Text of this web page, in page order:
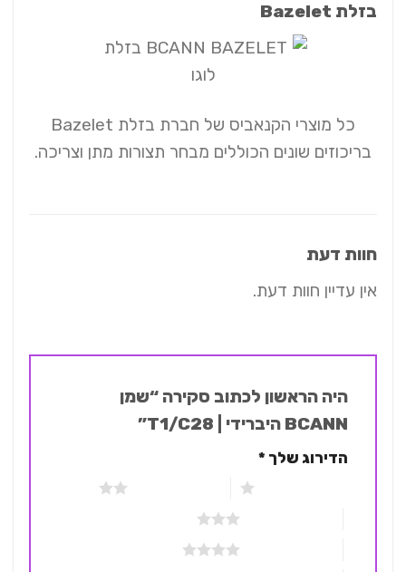
בזלת Bazelet
כל מוצרי הקנאביס של חברת בזלת Bazelet
בריכוזים שונים הכוללים מבחר תצורות מתן וצריכה.
חוות דעת
אין עדיין חוות דעת.
היה הראשון לכתוב סקירה “שמן
BCANN היברידי | T1/C28”
הדירוג שלך*
2 מתוך 5 כוכבים